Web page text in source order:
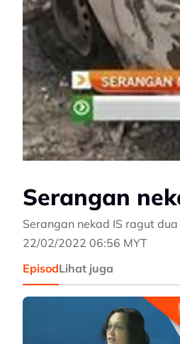
Serangan
Serangan nekad IS ragut
22/02/2022 06:56 MYT
EpisodLihat juga